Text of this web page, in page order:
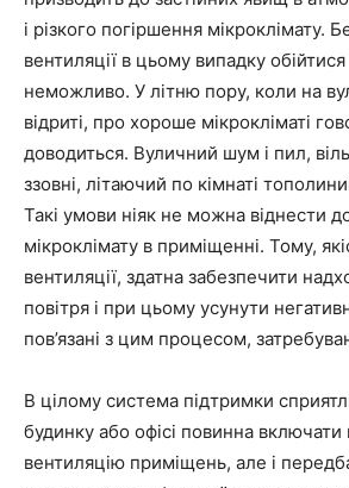
і різкого погіршення мікроклімату.
вентиляції в цьому випадку
неможливо. У літню пору, коли на
відриті, про хороше мікрокліматі
доводиться. Вуличний шум і пил,
ззовні, літаючий по кімнаті
Такі умови ніяк не можна віднести
мікроклімату в приміщенні. Тому,
вентиляції, здатна забезпечити
повітря і при цьому усунути
пов’язані з цим процесом,
В цілому система підтримки
будинку або офісі повинна включати
вентиляцію приміщень, але і